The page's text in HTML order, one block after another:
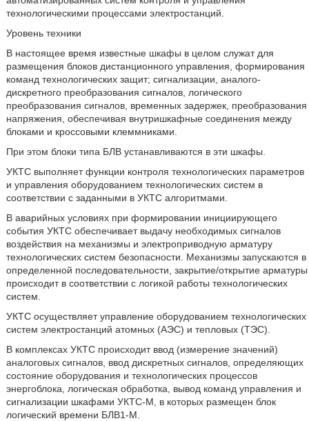
технологическими процессами электростанций.
Уровень техники
В настоящее время известные шкафы в целом служат для
размещения блоков дистанционного управления, формирования
команд технологических защит; сигнализации, аналого-
дискретного преобразования сигналов, логического
преобразования сигналов, временных задержек, преобразования
напряжения, обеспечивая внутришкафные соединения между
блоками и кроссовыми клеммниками.
При этом блоки типа БЛВ устанавливаются в эти шкафы.
УКТС выполняет функции контроля технологических параметров
и управления оборудованием технологических систем в
соответствии с заданными в УКТС алгоритмами.
В аварийных условиях при формировании инициирующего
события УКТС обеспечивает выдачу необходимых сигналов
воздействия на механизмы и электроприводную арматуру
технологических систем безопасности. Механизмы запускаются в
определенной последовательности, закрытие/открытие арматуры
происходит в соответствии с логикой работы технологических
систем.
УКТС осуществляет управление оборудованием технологических
систем электростанций атомных (АЭС) и тепловых (ТЭС).
В комплексах УКТС происходит ввод (измерение значений)
аналоговых сигналов, ввод дискретных сигналов, определяющих
состояние оборудования и технологических процессов
энергоблока, логическая обработка, вывод команд управления и
сигнализации шкафами УКТС-М, в которых размещен блок
логический времени БЛВ1-М.